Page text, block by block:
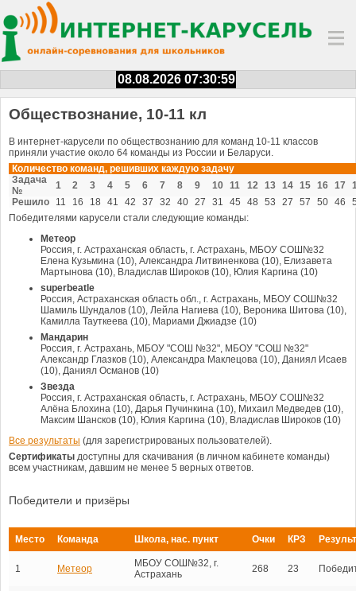
08.08.2026 07:31:00
Обществознание, 10-11 кл
В интернет-карусели по обществознанию для команд 10-11 классов
приняли участие около 64 команды из России и Беларуси.
Количество команд, решивших каждую задачу
Задача
№
1 2 3 4 5 6 7 8 9 10 11 12 13 14 15 16 17
Решило
11 16 18 41 42 37 32 40 27 31 45 48 53 27 57 50 46
Победителями карусели стали следующие команды:
Метеор
Россия, г. Астраханская область, г. Астрахань, МБОУ СОШ№32
Елена Кузьмина (10), Александра Литвиненкова (10), Елизавета
Мартынова (10), Владислав Широков (10), Юлия Каргина (10)
superbeatle
Россия, Астраханская область обл., г. Астрахань, МБОУ СОШ№32
Шамиль Шундалов (10), Лейла Нагиева (10), Вероника Шитова (10),
Камилла Тауткеева (10), Мариами Джиадзе (10)
Мандарин
Россия, г. Астрахань, МБОУ "СОШ №32", МБОУ "СОШ №32"
Александр Глазков (10), Александра Маклецова (10), Даниял Исаев
(10), Даниял Османов (10)
Звезда
Россия, г. Астраханская область, г. Астрахань, МБОУ СОШ№32
Алёна Блохина (10), Дарья Пучинкина (10), Михаил Медведев (10),
Максим Шансков (10), Юлия Каргина (10), Владислав Широков (10)
Все результаты (для зарегистрированых пользователей).
Сертификаты доступны для скачивания (в личном кабинете команды)
всем участникам, давшим не менее 5 верных ответов.
Победители и призёры
Место Команда Школа, нас. пункт Очки КРЗ
1 Метеор
МБОУ СОШ№32, г.
Астрахань
268 23